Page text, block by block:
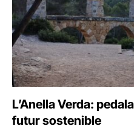
L’Anella Verda:
futur sostenible